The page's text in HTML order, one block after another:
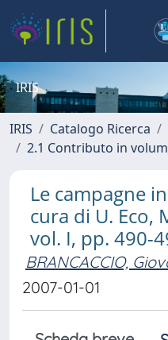
IRIS
IRIS Catalogo Ricerca
2.1 Contributo in
Le campagne
cura di U. Eco,
vol. I, pp. 490-
BRANCACCIO,
2007-01-01